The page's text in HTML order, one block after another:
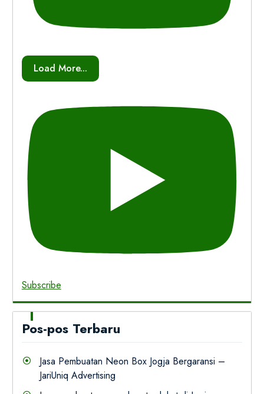
Load More...
Subscribe
Pos-pos Terbaru
Jasa Pembuatan Neon Box Jogja Bergaransi –
JariUniq Advertising